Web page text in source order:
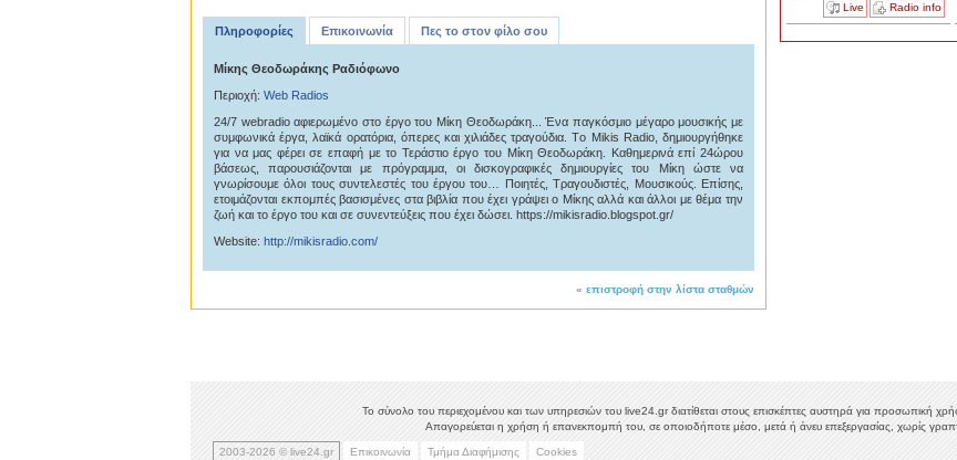
Πληροφορίες Επικοινωνία Πες το στον φίλο σου
Μίκης Θεοδωράκης Ραδιόφωνο
Περιοχή: Web Radios
24/7 webradio αφιερωμένο στο έργο του Μίκη Θεοδωράκη... Ένα παγκόσμιο μέγαρο μουσικής με
συμφωνικά έργα, λαϊκά ορατόρια, όπερες και χιλιάδες τραγούδια. Tο Mikis Radio, δημιουργήθηκε
για να μας φέρει σε επαφή με το Τεράστιο έργο του Μίκη Θεοδωράκη. Καθημερινά επί 24ώρου
βάσεως, παρουσιάζονται με πρόγραμμα, οι δισκογραφικές δημιουργίες του Μίκη ώστε να
γνωρίσουμε όλοι τους συντελεστές του έργου του… Ποιητές, Τραγουδιστές, Μουσικούς. Επίσης,
ετοιμάζονται εκπομπές βασισμένες στα βιβλία που έχει γράψει ο Μίκης αλλά και άλλοι με θέμα την
ζωή και το έργο του και σε συνεντεύξεις που έχει δώσει. https://mikisradio.blogspot.gr/
Website: http://mikisradio.com/
« επιστροφή στην λίστα σταθμών
Live
Radio info
Το σύνολο του περιεχομένου και των υπηρεσιών του live24.gr διατίθεται στους επισκέπτες αυστηρά για προσωπική
Απαγορεύεται η χρήση ή επανεκπομπή του, σε οποιοδήποτε μέσο, μετά ή άνευ επεξεργασίας, χωρίς
2003-2026 © live24.gr Επικοινωνία Τμήμα Διαφήμισης Cookies